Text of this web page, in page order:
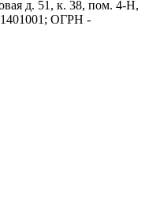
д. 51, к. 38, пом. 4-Н,
ОГРН -